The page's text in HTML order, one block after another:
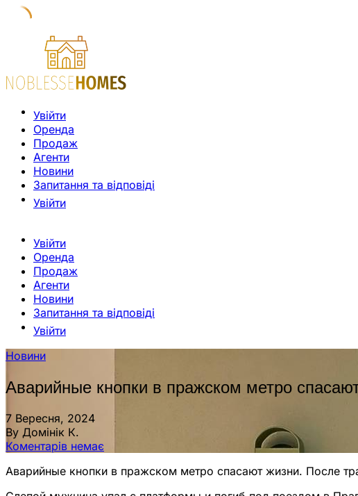
Увійти
Оренда
Продаж
Агенти
Новини
Запитання та відповіді
Увійти
Увійти
Оренда
Продаж
Агенти
Новини
Запитання та відповіді
Увійти
Новини
Аварийные кнопки в пражском метро
7 Вересня, 2024
By Домінік К.
Коментарів немає
Аварийные кнопки в пражском метро спасают жизни. После